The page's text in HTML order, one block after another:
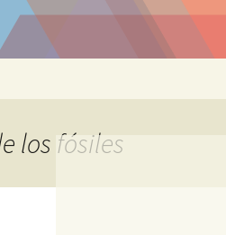
los fósiles